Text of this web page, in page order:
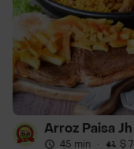
Arroz Paisa Jh
45 min · $